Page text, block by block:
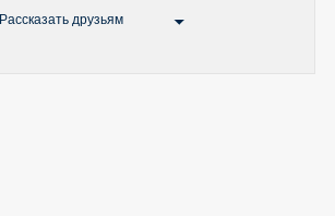
Рассказать друзьям